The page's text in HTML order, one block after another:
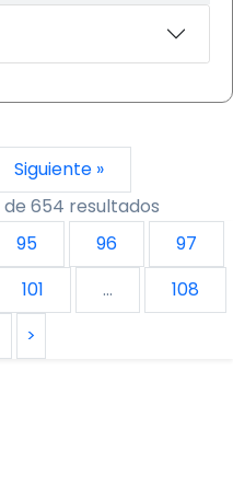
Siguiente »
de 654 resultados
95 96
97
101 ...
108
>